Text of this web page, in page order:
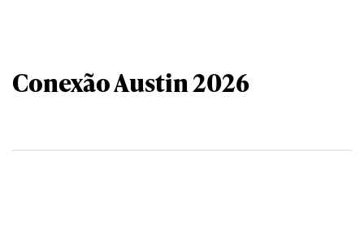
Conexão Austin 2026